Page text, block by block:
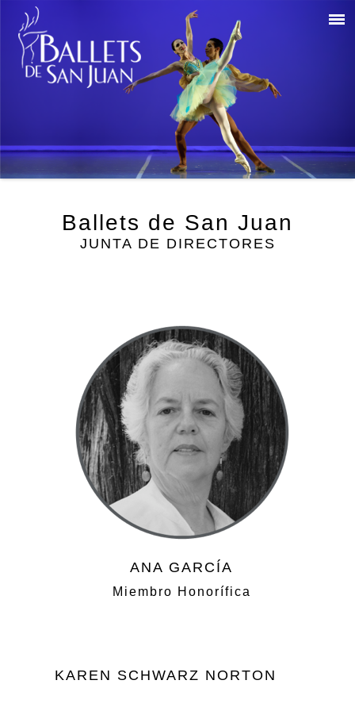
Ballets de San Juan
JUNTA DE DIRECTORES
ANA GARCÍA
Miembro Honorífica
KAREN SCHWARZ NORTON